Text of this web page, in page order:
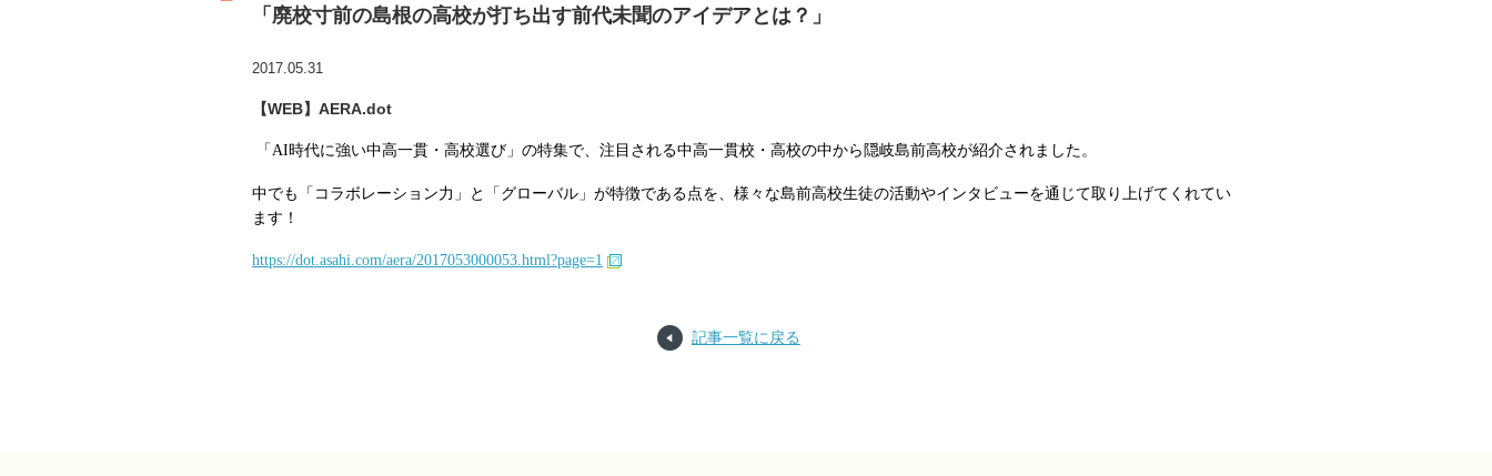
「廃校寸前の島根の高校が打ち出す前代未聞のアイデアとは？」
2017.05.31
【WEB】AERA.dot
「 AI時代に強い中高一貫・高校選び」の特集で、注目される中高一貫校・高校の中から隠岐島前高校が紹介されました。
中でも「コラボレーション力」と「グローバル」が特徴である点を、様々な島前高校生徒の活動やインタビューを通じて取り上げてくれてい
ます！
https://dot.asahi.com/aera/2017053000053.html?page=1
記事一覧に戻る